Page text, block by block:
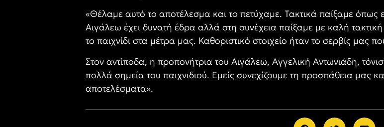
«Θέλαμε αυτό το αποτέλεσμα και το πετύχαμε. Τακτικά παίξαμε όπως
Αιγάλεω έχει δυνατή έδρα αλλά στη συνέχεια παίξαμε με καλή
το παιχνίδι στα μέτρα μας. Καθοριστικό στοιχείο ήταν το σερβίς μας
Στον αντίποδα, η προπονήτρια του Αιγάλεω, Αγγελική Αντωνιάδη,
πολλά σημεία του παιχνιδιού. Εμείς συνεχίζουμε τη προσπάθεια μας
αποτελέσματα».